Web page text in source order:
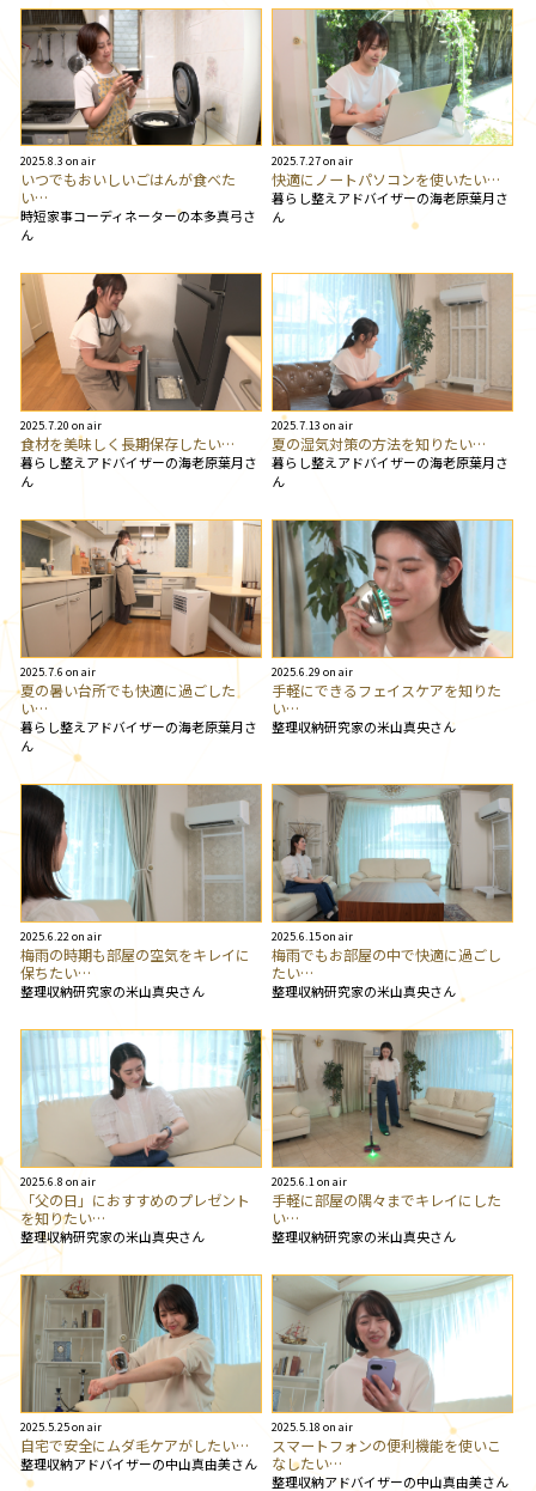
2025.8.3 on air
いつでもおいしいごはんが食べた
い…
時短家事コーディネーターの本多真弓さ
ん
2025.7.27 on air
快適にノートパソコンを使いたい…
暮らし整えアドバイザーの海老原葉月さ
ん
2025.7.20 on air
食材を美味しく長期保存したい…
暮らし整えアドバイザーの海老原葉月さ
ん
2025.7.13 on air
夏の湿気対策の方法を知りたい…
暮らし整えアドバイザーの海老原葉月さ
ん
2025.7.6 on air
夏の暑い台所でも快適に過ごした
い…
暮らし整えアドバイザーの海老原葉月さ
ん
2025.6.29 on air
手軽にできるフェイスケアを知りた
い…
整理収納研究家の米山真央さん
2025.6.22 on air
梅雨の時期も部屋の空気をキレイに
保ちたい…
整理収納研究家の米山真央さん
2025.6.15 on air
梅雨でもお部屋の中で快適に過ごし
たい…
整理収納研究家の米山真央さん
2025.6.8 on air
「父の日」におすすめのプレゼント
を知りたい…
整理収納研究家の米山真央さん
2025.6.1 on air
手軽に部屋の隅々までキレイにした
い…
整理収納研究家の米山真央さん
2025.5.25 on air
自宅で安全にムダ毛ケアがしたい…
整理収納アドバイザーの中山真由美さん
2025.5.18 on air
スマートフォンの便利機能を使いこ
なしたい…
整理収納アドバイザーの中山真由美さん